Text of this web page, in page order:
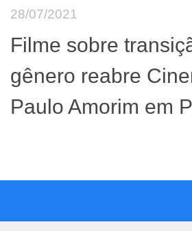
28/07/2021
Filme sobre
gênero reabre
Paulo Amorim em